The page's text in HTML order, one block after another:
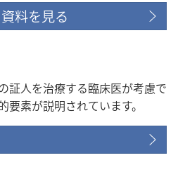
料を見る
証人を治療する臨床医が考慮で
素が説明されています。